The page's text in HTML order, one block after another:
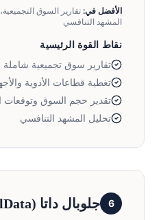
الأفضل في: تقارير السوق
المشهد التنافسي
نقاط القوة الرئيسية
تقارير سوق تجميعية شاملة
تغطية قطاعات الأدوية
تقدير حجم السوق وتوقعات
تحليل المشهد التنافسي
6 جلوبال داتا (